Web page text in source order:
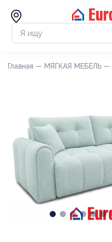
Главная — МЯГКАЯ МЕБЕЛЬ —